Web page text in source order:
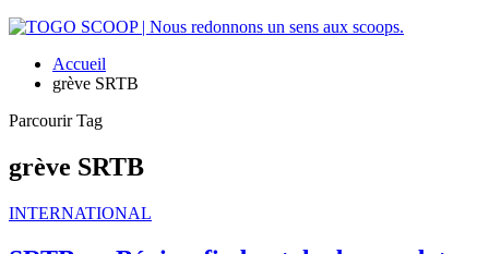
Accueil
grève SRTB
Parcourir Tag
grève SRTB
INTERNATIONAL